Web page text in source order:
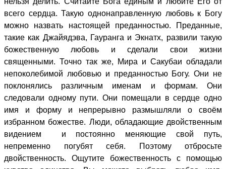
всего сердца. Такую однонаправленную любовь к Богу
можно назвать настоящей преданностью. Преданные,
такие как Джайядэва, Гауранга и Экнатх, развили такую
божественную любовь и сделали свои жизни
священными. Точно так же, Мира и Сакубаи обладали
непоколебимой любовью и преданностью Богу. Они не
поклонялись различным именам и формам. Они
следовали одному пути. Они помещали в сердце одно
имя и форму и непрерывно размышляли о своём
избранном божестве. Люди, обладающие двойственным
видением и постоянно меняющие свой путь,
непременно погубят себя. Поэтому отбросьте
двойственность. Ощутите божественность с помощью